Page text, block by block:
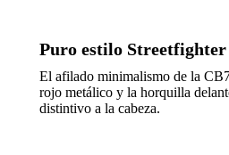
Puro estilo Streetfighter
El afilado minimalismo de la
rojo metálico y la horquilla
distintivo a la cabeza.